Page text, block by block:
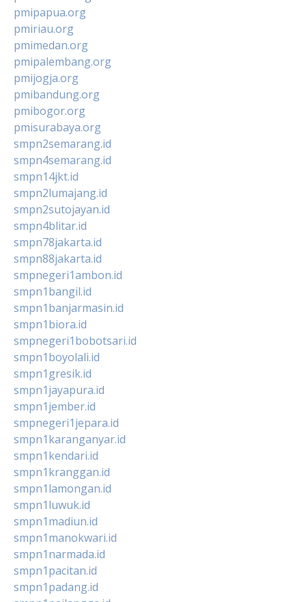
pmipapua.org
pmiriau.org
pmimedan.org
pmipalembang.org
pmijogja.org
pmibandung.org
pmibogor.org
pmisurabaya.org
smpn2semarang.id
smpn4semarang.id
smpn14jkt.id
smpn2lumajang.id
smpn2sutojayan.id
smpn4blitar.id
smpn78jakarta.id
smpn88jakarta.id
smpnegeri1ambon.id
smpn1bangil.id
smpn1banjarmasin.id
smpn1biora.id
smpnegeri1bobotsari.id
smpn1boyolali.id
smpn1gresik.id
smpn1jayapura.id
smpn1jember.id
smpnegeri1jepara.id
smpn1karanganyar.id
smpn1kendari.id
smpn1kranggan.id
smpn1lamongan.id
smpn1luwuk.id
smpn1madiun.id
smpn1manokwari.id
smpn1narmada.id
smpn1pacitan.id
smpn1padang.id